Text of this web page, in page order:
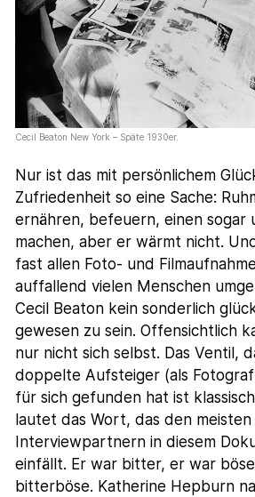
Cecil Beaton New York – Späte 1930er.
Nur ist das mit persönlichem
Zufriedenheit so eine Sache:
ernähren, befeuern, einen sogar
machen, aber er wärmt nicht.
fast allen Foto- und
auffallend vielen Menschen
Cecil Beaton kein sonderlich
gewesen zu sein. Offensichtlich
nur nicht sich selbst. Das Ventil,
doppelte Aufsteiger (als
für sich gefunden hat ist
lautet das Wort, das den meisten
Interviewpartnern in diesem
einfällt. Er war bitter, er war
bitterböse. Katherine Hepburn